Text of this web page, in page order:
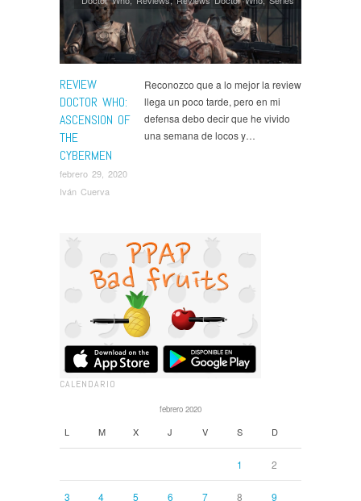
REVIEW
DOCTOR WHO:
ASCENSION OF
THE
CYBERMEN
febrero 29, 2020
Iván Cuerva
Reconozco que a lo mejor la review
llega un poco tarde, pero en mi
defensa debo decir que he vivido
una semana de locos y…
CALENDARIO
febrero 2020
L M X J V S D
1 2
3 4 5 6 7 8 9